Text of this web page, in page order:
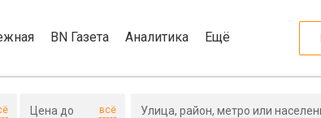
BN Газета Аналитика Ещё
всё